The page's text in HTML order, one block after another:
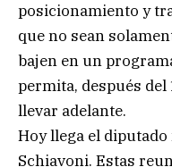
posicionamiento y
que no sean
bajen en un
permita, después del
llevar adelante.
Hoy llega el diputado
Schiavoni. Estas